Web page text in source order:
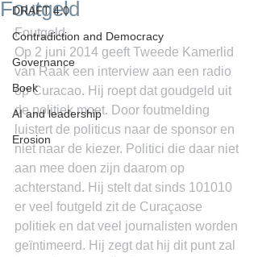
DRAFT 4.0
Contradiction and Democracy
Governance
Boek
AI and leadership
Erosion
Foutgeld
Foutgeld
Op 2 juni 2014 geeft Tweede Kamerlid
van Raak een interview aan een radio
op Curacao. Hij roept dat goudgeld uit
de politiek moet. Door foutmelding
luistert de politicus naar de sponsor en
niet naar de kiezer. Politici die daar niet
aan mee doen zijn daarom op
achterstand. Hij stelt dat sinds 101010
er veel foutgeld zit de Curaçaose
politiek en dat veel journalisten worden
geïntimeerd. Hij zegt dat hij dit punt zal